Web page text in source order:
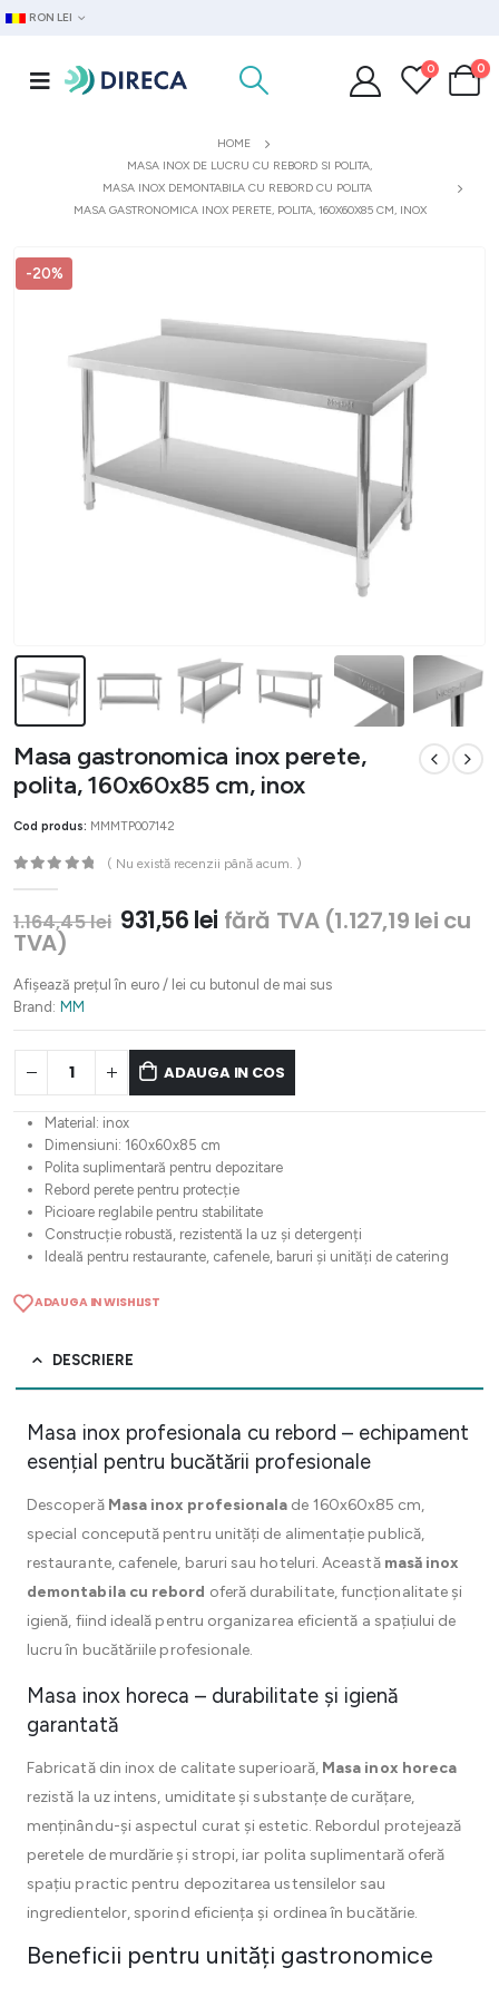
RON LEI
0 0
HOME
MASA INOX DE LUCRU CU REBORD SI POLITA,
MASA INOX DEMONTABILA CU REBORD CU POLITA
MASA GASTRONOMICA INOX PERETE, POLITA, 160X60X85 CM, INOX
-20%
Masa gastronomica inox perete,
polita, 160x60x85 cm, inox
Cod produs: MMMTP007142
( Nu există recenzii până acum. )
1.164,45lei Prețul
inițial
fost:
931,56 lei Prețul
931,56 lei.
fără TVA (1.127,19 lei cu
TVA)
Afișează prețul în euro / lei cu butonul de mai sus
Brand: MM
ADAUGA IN COS
Material: inox
Dimensiuni: 160x60x85 cm
Polita suplimentară pentru depozitare
Rebord perete pentru protecție
Picioare reglabile pentru stabilitate
Construcție robustă, rezistentă la uz și detergenți
Ideală pentru restaurante, cafenele, baruri și unități de catering
ADAUGA IN WISHLIST
DESCRIERE
Masa inox profesionala cu rebord – echipament
esențial pentru bucătării profesionale
Descoperă Masa inox profesionala de 160x60x85 cm,
special concepută pentru unități de alimentație publică,
restaurante, cafenele, baruri sau hoteluri. Această masă inox
demontabila cu rebord oferă durabilitate, funcționalitate și
igienă, fiind ideală pentru organizarea eficientă a spațiului de
lucru în bucătăriile profesionale.
Masa inox horeca – durabilitate și igienă
garantată
Fabricată din inox de calitate superioară, Masa inox horeca
rezistă la uz intens, umiditate și substanțe de curățare,
menținându-și aspectul curat și estetic. Rebordul protejează
peretele de murdărie și stropi, iar polita suplimentară oferă
spațiu practic pentru depozitarea ustensilelor sau
ingredientelor, sporind eficiența și ordinea în bucătărie.
Beneficii pentru unități gastronomice